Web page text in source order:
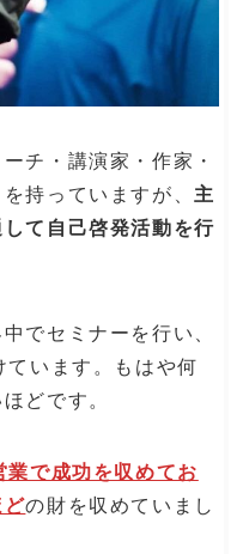
チ・講演家・作家・
持っていますが、 主
て自己啓発活動を行
でセミナーを行い、
ています。もはや何
どです。
で成功を収めてお
どの財を収めていまし